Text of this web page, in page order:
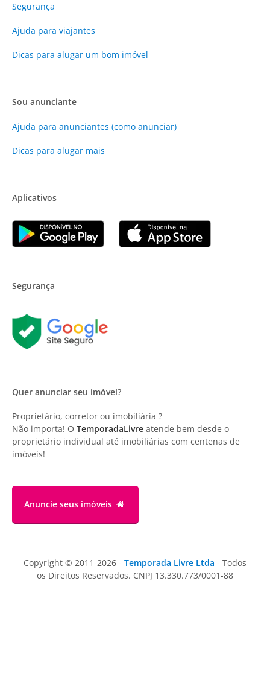
Segurança
Ajuda para viajantes
Dicas para alugar um bom imóvel
Sou anunciante
Ajuda para anunciantes (como anunciar)
Dicas para alugar mais
Aplicativos
Segurança
Quer anunciar seu imóvel?
Proprietário, corretor ou imobiliária ?
Não importa! O TemporadaLivre atende bem desde o
proprietário individual até imobiliárias com centenas de
imóveis!
Anuncie seus imóveis
Copyright © 2011-2026 - Temporada Livre Ltda - Todos
os Direitos Reservados. CNPJ 13.330.773/0001-88